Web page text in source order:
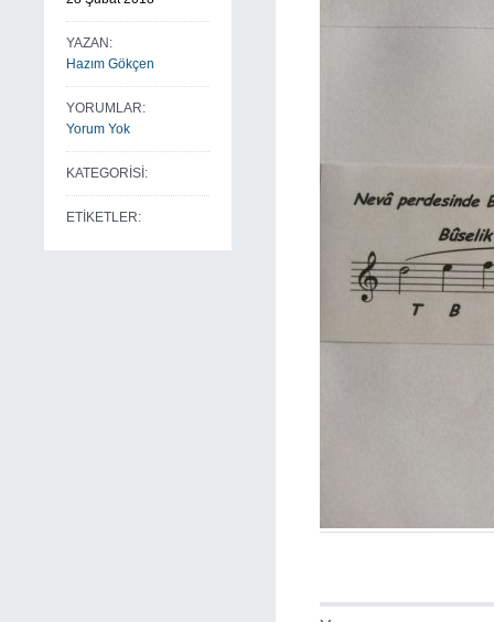
YAZAN:
Hazım Gökçen
YORUMLAR:
Yorum Yok
KATEGORİSİ:
ETİKETLER: